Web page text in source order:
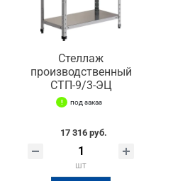
Стеллаж
производственный
СТП-9/3-ЭЦ
под заказ
17 316 руб.
шт